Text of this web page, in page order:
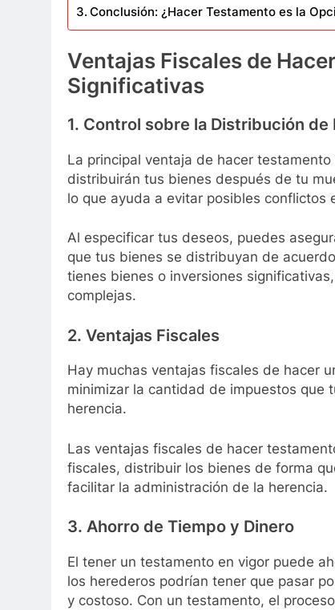
Conclusión: ¿Hacer Testamento es la
Ventajas Fiscales de
Significativas
1. Control sobre la Distribución de
La principal ventaja de hacer
distribuirán tus bienes después de tu
lo que ayuda a evitar posibles conflictos
Al especificar tus deseos, puedes
que tus bienes se distribuyan de
tienes bienes o inversiones
complejas.
2. Ventajas Fiscales
Hay muchas ventajas fiscales de hacer
minimizar la cantidad de impuestos que
herencia.
Las ventajas fiscales de hacer
fiscales, distribuir los bienes de forma
facilitar la administración de la herencia.
3. Ahorro de Tiempo y Dinero
El tener un testamento en vigor puede
los herederos podrían tener que pasar
y costoso. Con un testamento, el